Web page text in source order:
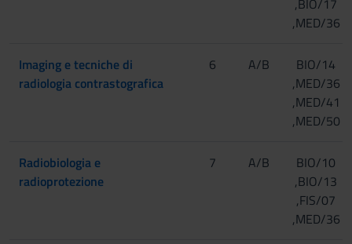
,BIO/17
,MED/36
Imaging e tecniche di
radiologia contrastografica
6 A/B
BIO/14
,MED/36
,MED/41
,MED/50
Radiobiologia e
radioprotezione
7 A/B
BIO/10
,BIO/13
,FIS/07
,MED/36